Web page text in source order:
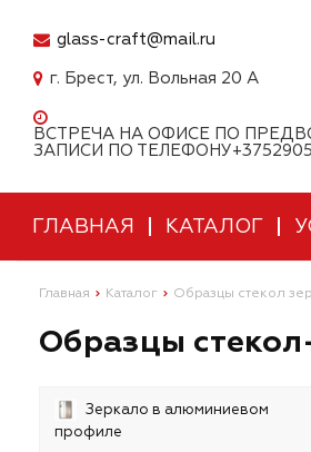
glass-craft@mail.ru
г. Брест, ул. Вольная 20 А
ВСТРЕЧА НА ОФИСЕ ПО
ЗАПИСИ ПО
ГЛАВНАЯ КАТАЛОГ
Главная Каталог Образцы стекол
Образцы
Зеркало в алюминиевом
профиле